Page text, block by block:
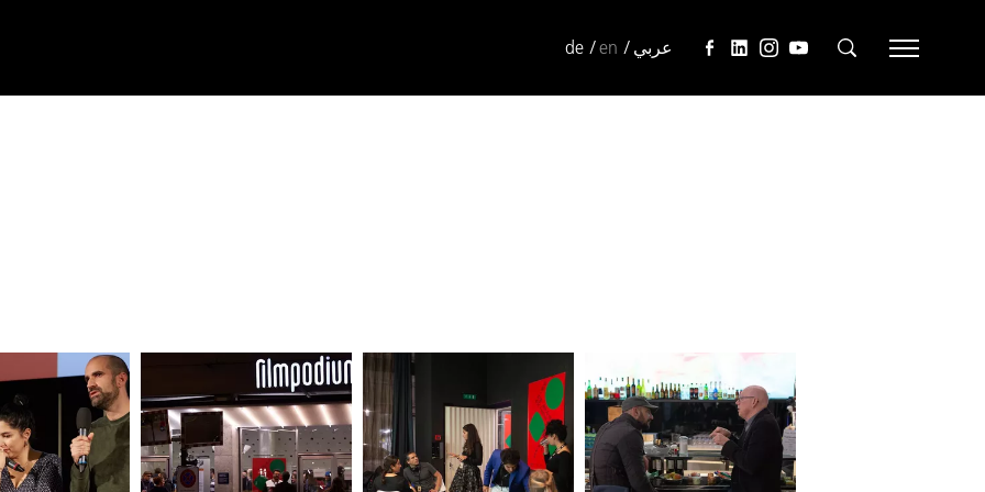
de en عربي